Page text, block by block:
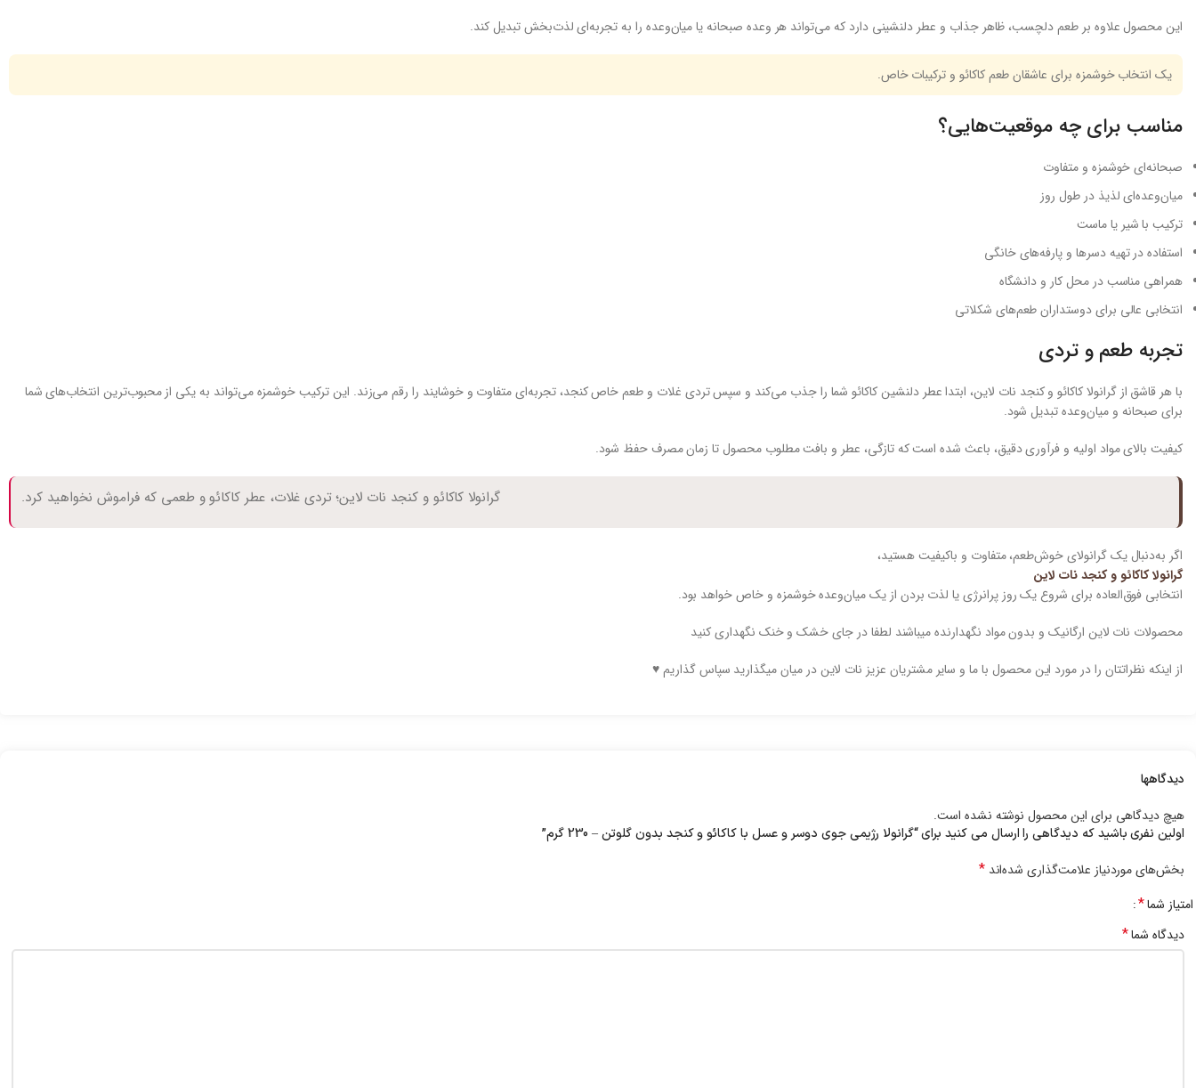
این محصول علاوه بر طعم دلچسب، ظاهر جذاب و عطر دلنشینی دارد که می‌تواند هر وعده صبحانه یا میان‌وعده را به تجربه‌ای لذت‌بخش تبدیل کند.
یک انتخاب خوشمزه برای عاشقان طعم کاکائو و ترکیبات خاص.
مناسب برای چه موقعیت‌هایی؟
صبحانه‌ای خوشمزه و متفاوت
میان‌وعده‌ای لذیذ در طول روز
ترکیب با شیر یا ماست
استفاده در تهیه دسرها و پارفه‌های خانگی
همراهی مناسب در محل کار و دانشگاه
انتخابی عالی برای دوستداران طعم‌های شکلاتی
تجربه طعم و تردی
با هر قاشق از گرانولا کاکائو و کنجد نات لاین، ابتدا عطر دلنشین کاکائو شما را جذب می‌کند و سپس تردی غلات و طعم خاص کنجد، تجربه‌ای متفاوت و خوشایند را رقم می‌زند. این ترکیب خوشمزه می‌تواند به یکی از محبوب‌ترین انتخاب‌های شما
برای صبحانه و میان‌وعده تبدیل شود.
کیفیت بالای مواد اولیه و فرآوری دقیق، باعث شده است که تازگی، عطر و بافت مطلوب محصول تا زمان مصرف حفظ شود.
گرانولا کاکائو و کنجد نات لاین؛ تردی غلات، عطر کاکائو و طعمی که فراموش نخواهید کرد.
اگر به‌دنبال یک گرانولای خوش‌طعم، متفاوت و باکیفیت هستید،
گرانولا کاکائو و کنجد نات لاین
انتخابی فوق‌العاده برای شروع یک روز پرانرژی یا لذت بردن از یک میان‌وعده خوشمزه و خاص خواهد بود.
محصولات نات لاین ارگانیک و بدون مواد نگهدارنده میباشند لطفا در جای خشک و خنک نگهداری کنید
از اینکه نظراتتان را در مورد این محصول با ما و سایر مشتریان عزیز نات لاین در میان میگذارید سپاس گذاریم ♥️
دیدگاهها
هیچ دیدگاهی برای این محصول نوشته نشده است.
اولین نفری باشید که دیدگاهی را ارسال می کنید برای “گرانولا رژیمی جوی دوسر و عسل با کاکائو و کنجد بدون گلوتن – 230 گرم”
بخش‌های موردنیاز علامت‌گذاری شده‌اند*
امتیاز شما*
دیدگاه شما*